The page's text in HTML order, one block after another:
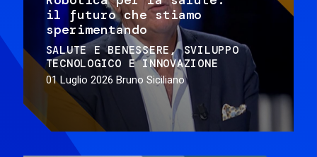
il futuro che stiamo
sperimentando
SALUTE E BENESSERE
SVILUPPO
TECNOLOGICO E INNOVAZIONE
01 Luglio 2026 Bruno Siciliano